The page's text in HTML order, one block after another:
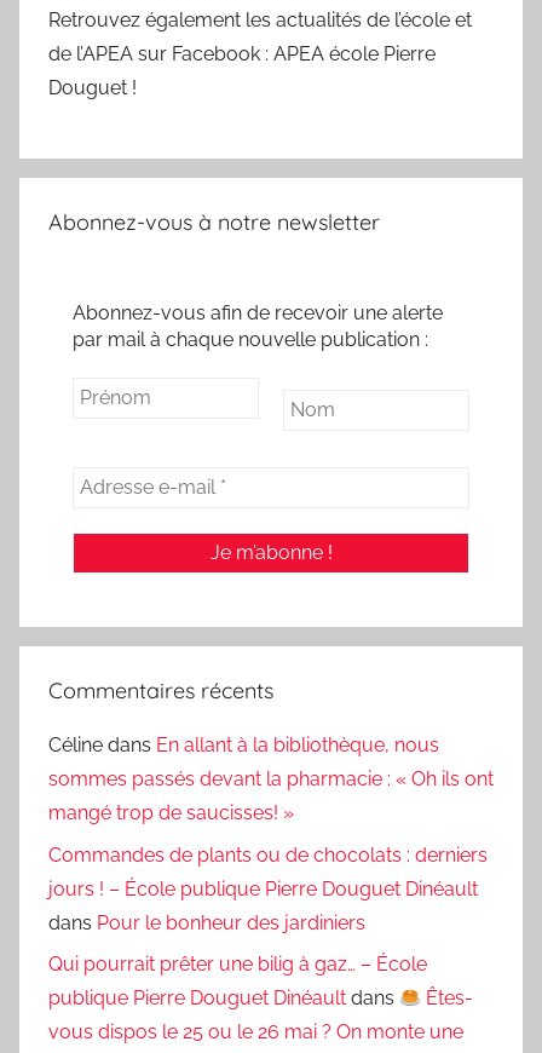
Retrouvez également les actualités de l’école et
de l’APEA sur Facebook : APEA école Pierre
Douguet !
Abonnez-vous à notre newsletter
Abonnez-vous afin de recevoir une alerte
par mail à chaque nouvelle publication :
Commentaires récents
Céline dans En allant à la bibliothèque, nous
sommes passés devant la pharmacie : « Oh ils ont
mangé trop de saucisses! »
Commandes de plants ou de chocolats : derniers
jours ! – École publique Pierre Douguet Dinéault
dans Pour le bonheur des jardiniers
Qui pourrait prêter une bilig à gaz… – École
publique Pierre Douguet Dinéault dans
Êtes-
vous dispos le 25 ou le 26 mai ? On monte une